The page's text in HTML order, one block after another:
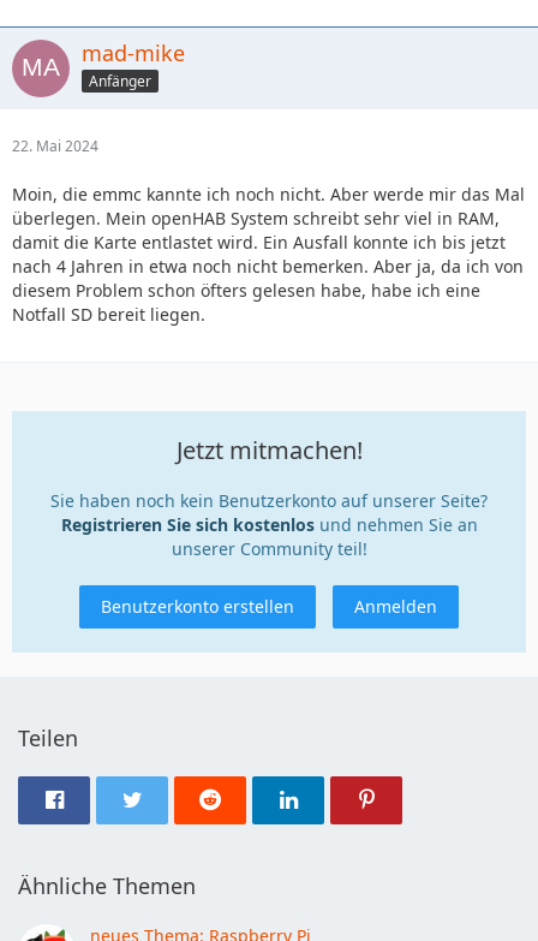
mad-mike
Anfänger
22. Mai 2024
Moin, die emmc kannte ich noch nicht. Aber werde mir das Mal
überlegen. Mein openHAB System schreibt sehr viel in RAM,
damit die Karte entlastet wird. Ein Ausfall konnte ich bis jetzt
nach 4 Jahren in etwa noch nicht bemerken. Aber ja, da ich von
diesem Problem schon öfters gelesen habe, habe ich eine
Notfall SD bereit liegen.
Jetzt mitmachen!
Sie haben noch kein Benutzerkonto auf unserer Seite?
Registrieren Sie sich kostenlosund nehmen Sie an
unserer Community teil!
Benutzerkonto erstellen Anmelden
Teilen
Ähnliche Themen
neues Thema: Raspberry Pi